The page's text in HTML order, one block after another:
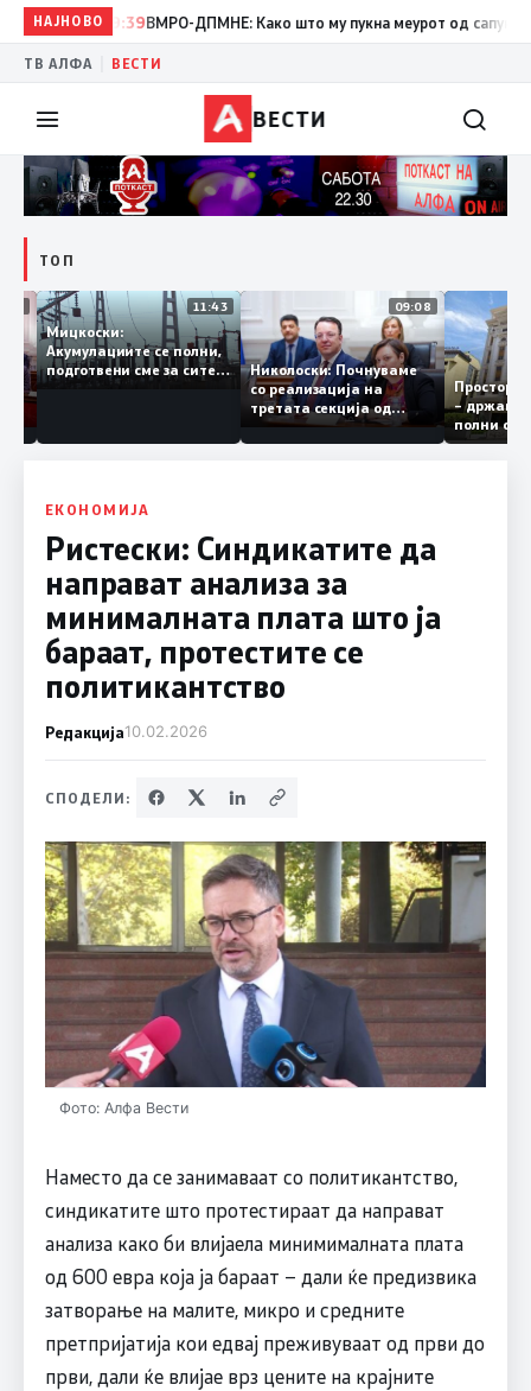
НАЈНОВО
19:39 ВМРО-ДПМНЕ: Како што му пукна меурот од сапуница
ТВ АЛФА ВЕСТИ
ВЕСТИ
ТОП
12:03
за
11:43
Мицкоски:
Акумулациите се полни,
подготвени сме за сите
ризици, не размислување
09:08
Николоски: Почнуваме
со реализација на
третата секција од
железничкиот Коридор
8, Македонија станува
–
полни
ЕКОНОМИЈА
Ристески: Синдикатите да
направат анализа за
минималната плата што ја
бараат, протестите се
политикантство
Редакција10.02.2026
СПОДЕЛИ:
Фото: Алфа Вести
Наместо да се занимаваат со политикантство,
синдикатите што протестираат да направат
анализа како би влијаела минимималната плата
од 600 евра која ја бараат – дали ќе предизвика
затворање на малите, микро и средните
претпријатија кои едвај преживуваат од први до
први, дали ќе влијае врз цените на крајните